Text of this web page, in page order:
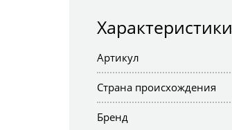
Характеристики
Артикул
Страна происхождения
Бренд